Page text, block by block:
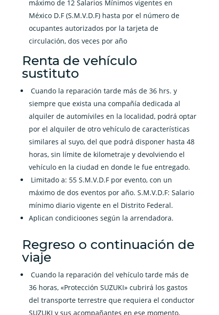
máximo de 12 Salarios Mínimos vigentes en
México D.F (S.M.V.D.F) hasta por el número de
ocupantes autorizados por la tarjeta de
circulación, dos veces por año
Renta de vehículo
sustituto
Cuando la reparación tarde más de 36 hrs. y
siempre que exista una compañía dedicada al
alquiler de automíviles en la localidad, podrá optar
por el alquiler de otro vehículo de características
similares al suyo, del que podrá disponer hasta 48
horas, sin límite de kilometraje y devolviendo el
vehículo en la ciudad en donde le fue entregado.
Limitado a: 55 S.M.V.D.F por evento, con un
máximo de dos eventos por año. S.M.V.D.F: Salario
mínimo diario vigente en el Distrito Federal.
Aplican condicioones según la arrendadora.
Regreso o continuación de
viaje
Cuando la reparación del vehículo tarde más de
36 horas, «Protección SUZUKI» cubrirá los gastos
del transporte terrestre que requiera el conductor
SUZUKI y sus acompañantes en ese momento,